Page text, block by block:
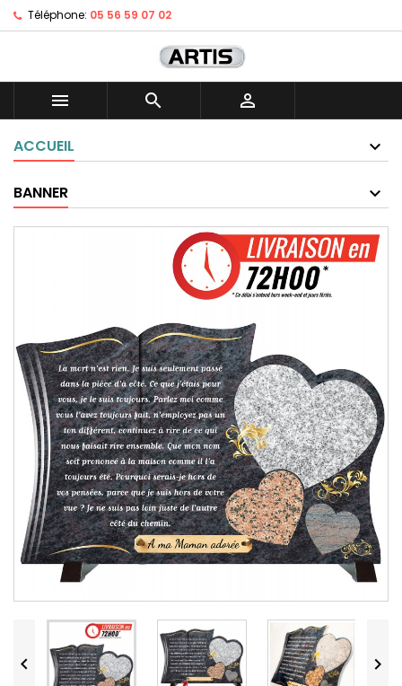
Téléphone: 05 56 59 07 02
  
ACCUEIL
BANNER
 